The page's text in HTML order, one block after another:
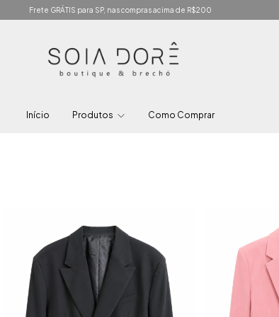
Frete GRÁTIS para SP, nas compras acima de R$200
Início Produtos Como Comprar